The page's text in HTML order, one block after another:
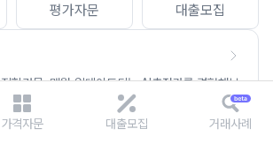
평가자문 대출모집
합건물, 매월 업데이트되는 AI추정가를 경험해보
가격자문 대출모집 거래사례